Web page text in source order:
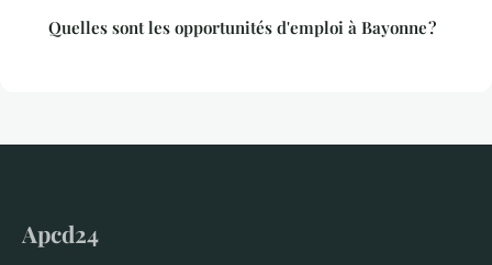
Quelles sont les opportunités d'emploi à Bayonne ?
Apcd24